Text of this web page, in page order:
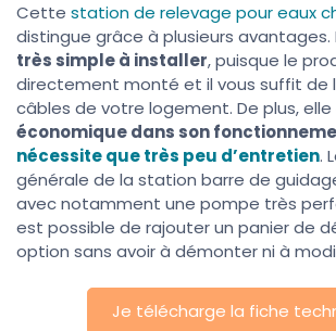
Cette station de relevage pour eaux
distingue grâce à plusieurs avantages.
très simple à installer, puisque le
directement monté et il vous suffit de
câbles de votre logement. De plus,
économique dans son
nécessite que très peu d’entretien.
générale de la station barre de
avec notamment une pompe très
est possible de rajouter un panier de
option sans avoir à démonter ni à
Je télécharge la fiche